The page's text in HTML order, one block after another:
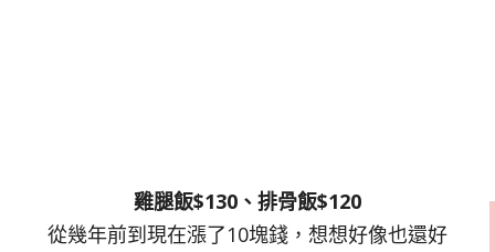
雞腿飯$130、排骨飯$120
從幾年前到現在漲了10塊錢，想想好像也還好